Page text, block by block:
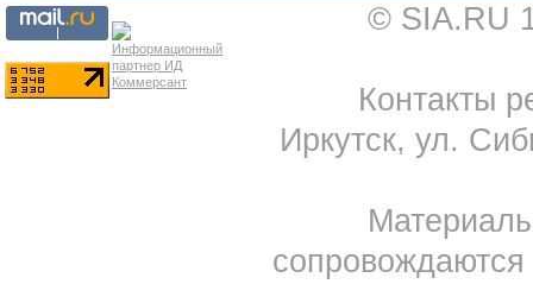
© SIA.RU
Контакты
Иркутск, ул.